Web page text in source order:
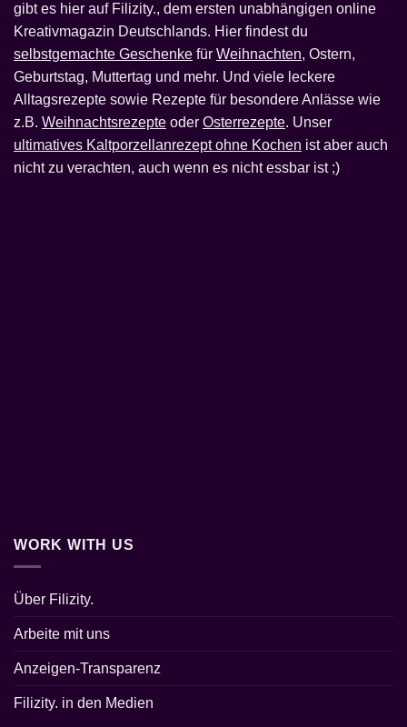
gibt es hier auf Filizity., dem ersten unabhängigen online
Kreativmagazin Deutschlands. Hier findest du
selbstgemachte Geschenke für Weihnachten, Ostern,
Geburtstag, Muttertag und mehr. Und viele leckere
Alltagsrezepte sowie Rezepte für besondere Anlässe wie
z.B. Weihnachtsrezepte oder Osterrezepte. Unser
ultimatives Kaltporzellanrezept ohne Kochen ist aber auch
nicht zu verachten, auch wenn es nicht essbar ist ;)
WORK WITH US
Über Filizity.
Arbeite mit uns
Anzeigen-Transparenz
Filizity. in den Medien